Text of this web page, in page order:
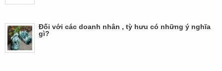
Đối với các doanh nhân , tỳ hưu có những ý nghĩa
gì?